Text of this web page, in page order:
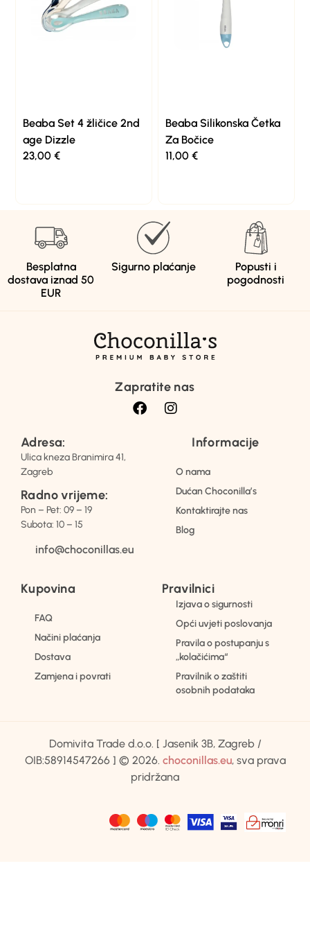
Beaba Set 4 žličice 2nd
age Dizzle
23,00€
Beaba Silikonska Četka
Za Bočice
11,00 €
Besplatna
dostava iznad 50
EUR
Sigurno plaćanje
Popusti i
pogodnosti
Zapratite nas
Adresa:
Ulica kneza Branimira 41,
Zagreb
Radno vrijeme:
Pon – Pet: 09 – 19
Subota: 10 – 15
info@choconillas.eu
Informacije
O nama
Dućan Choconilla’s
Kontaktirajte nas
Blog
Kupovina
FAQ
Načini plaćanja
Dostava
Zamjena i povrati
Pravilnici
Izjava o sigurnosti
Opći uvjeti poslovanja
Pravila o postupanju s
„kolačićima“
Pravilnik o zaštiti
osobnih podataka
Domivita Trade d.o.o. [ Jasenik 3B, Zagreb /
OIB:58914547266 ] © 2026. choconillas.eu, sva prava
pridržana